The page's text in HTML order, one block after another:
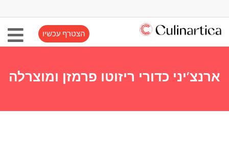
הצטרף עכשיו
ארנצ’יני כדורי ריזוטו פרמזן ומוצרלה